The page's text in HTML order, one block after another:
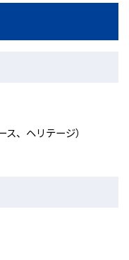
、ヘリテージ）